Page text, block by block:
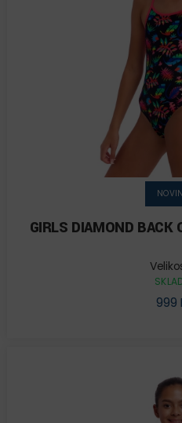
GIRLS DIAMOND BACK
999